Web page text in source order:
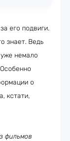
его подвиги.
знает. Ведь
немало
о
кстати,
фильмов